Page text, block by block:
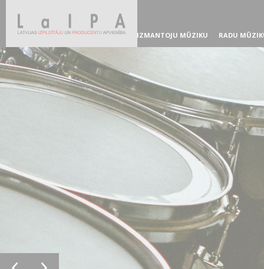
IZMANTOJU MŪZIKU RADU